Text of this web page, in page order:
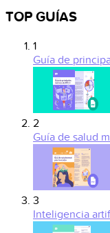
TOP GUÍAS
1
Guía de
2
Guía de salud
3
Inteligencia